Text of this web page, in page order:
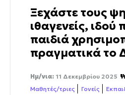
Ξεχάστε τους
ιθαγενείς, ιδού
παιδιά
πραγματικά το
Ημ/νια: 11 Δεκεμβρίου 2025
Μαθητές/τριες Γονείς